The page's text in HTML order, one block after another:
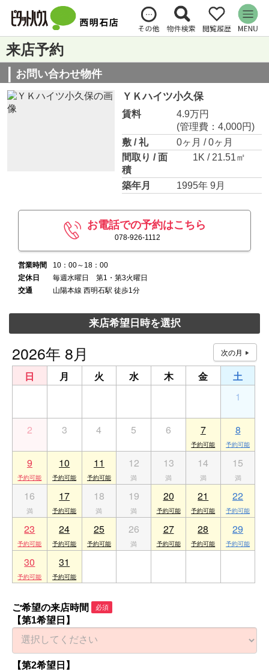
来店予約
お問い合わせ物件
ＹＫハイツ小久保
賃料
4.9万円
(管理費：4,000円)
敷 / 礼
0ヶ月 / 0ヶ月
間取り / 面
積
1K / 21.51㎡
築年月 1995年 9月
お電話での予約はこちら
078-926-1112
営業時間
10：00～18：00
定休日
毎週水曜日 第1・第3火曜日
交通
山陽本線 西明石駅 徒歩1分
来店希望日時を選択
2026年 8月
日 月 火 水 木 金
土
1
2 3 4 5 6 7 8
9 10 11 12 13 14 15
16 17 18 19 20 21 22
23 24 25 26 27 28 29
30 31
ご希望の来店時間 必須
【第1希望日】
【第2希望日】